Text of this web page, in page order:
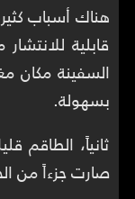
هناك أسباب
قابلية
السفينة مكان
بسهولة.
ثانياً، الطاقم
صارت جزءاً من